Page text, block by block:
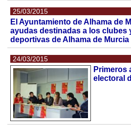
25/03/2015
El Ayuntamiento de Alhama de
ayudas destinadas a los clubes
deportivas de Alhama de Murcia
24/03/2015
Primeros
electoral